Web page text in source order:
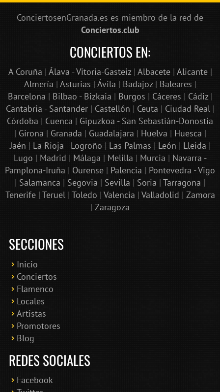
ConciertosenGranada.es es miembro de la red de
Conciertos.club
CONCIERTOS EN:
A Coruña | Álava - Vitoria-Gasteiz| Albacete| Alicante|
Almería | Asturias | Ávila | Badajoz| Baleares |
Barcelona | Bilbao - Bizkaia | Burgos | Cáceres | Cádiz|
Cantabria - Santander| Castellón | Ceuta | Ciudad Real|
Córdoba | Cuenca | Gipuzkoa - San Sebastián-Donostia
| Girona | Granada | Guadalajara | Huelva | Huesca |
Jaén | La Rioja - Logroño | Las Palmas | León | Lleida |
Lugo | Madrid | Málaga | Melilla | Murcia | Navarra -
Pamplona-Iruña | Ourense | Palencia | Pontevedra - Vigo
| Salamanca | Segovia | Sevilla | Soria | Tarragona |
Tenerife| Teruel| Toledo | Valencia | Valladolid | Zamora
| Zaragoza
SECCIONES
Inicio
Conciertos
Flamenco
Locales
Artistas
Promotores
Blog
REDES SOCIALES
Facebook